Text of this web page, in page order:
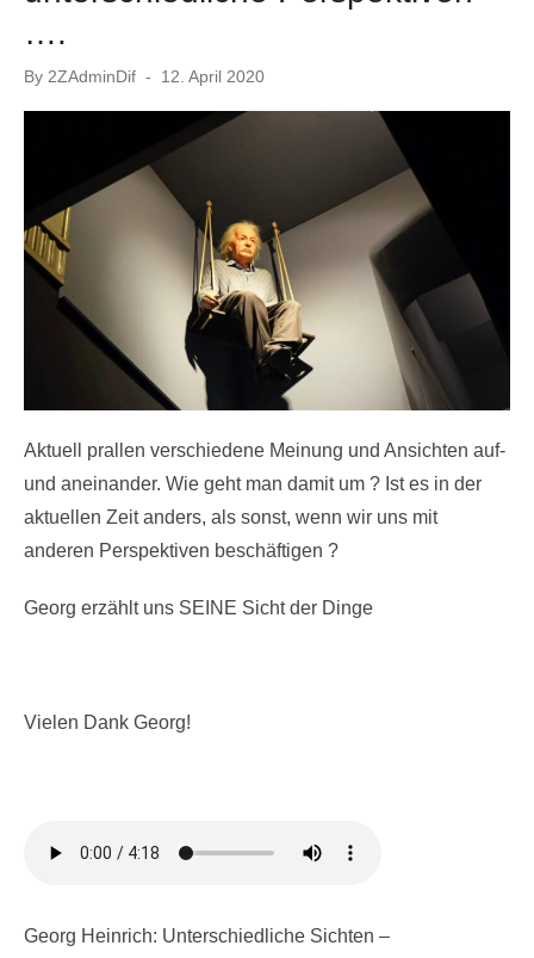
….
By 2ZAdminDif
Posted
12. April 2020
Aktuell prallen verschiedene Meinung und Ansichten auf-
und aneinander. Wie geht man damit um ? Ist es in der
aktuellen Zeit anders, als sonst, wenn wir uns mit
anderen Perspektiven beschäftigen ?
Georg erzählt uns SEINE Sicht der Dinge
Vielen Dank Georg!
Georg Heinrich: Unterschiedliche Sichten –